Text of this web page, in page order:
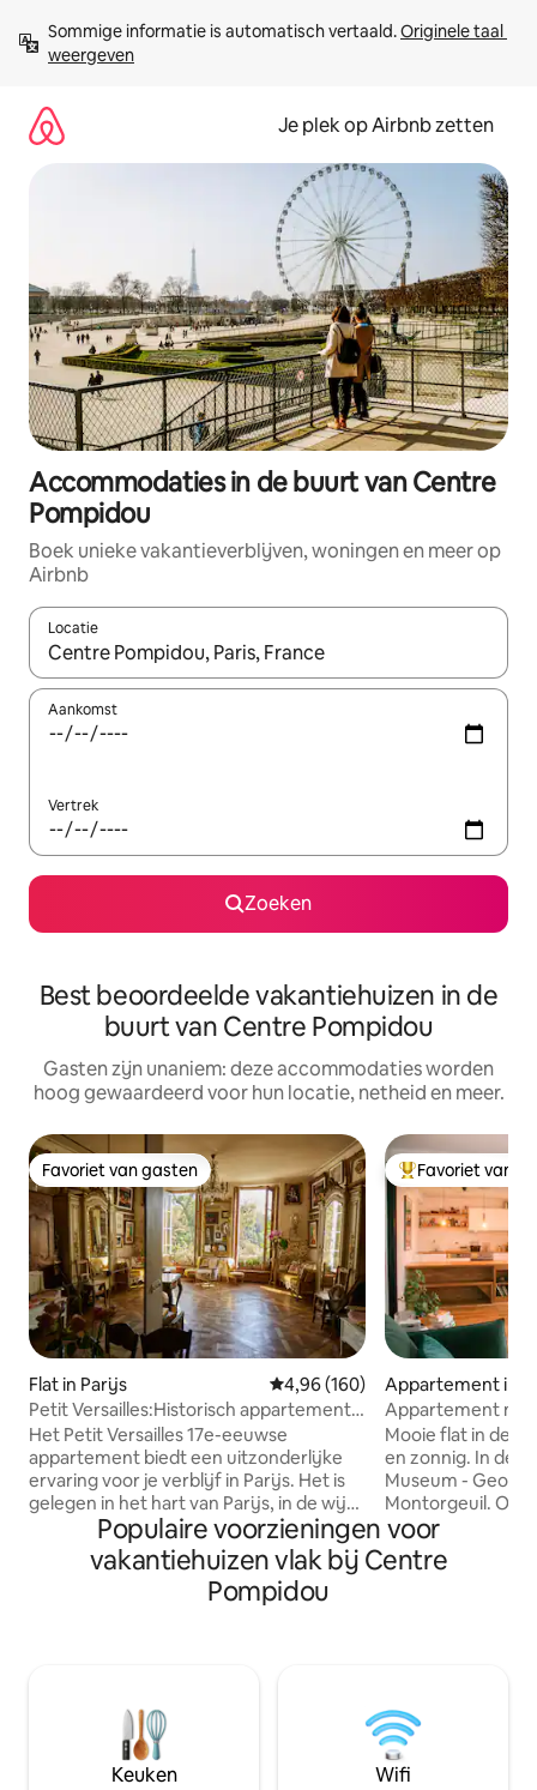
direct
naar
Sommige informatie is automatisch vertaald. Originele taal
weergeven
Je plek op Airbnb zetten
Accommodaties in de buurt van Centre
Pompidou
Boek unieke vakantieverblijven, woningen en meer op
Airbnb
Locatie
Wanneer er resultaten beschikbaar zijn, maak je een keuze
Aankomst
Vertrek
Zoeken
Best beoordeelde vakantiehuizen in de
buurt van Centre Pompidou
Gasten zijn unaniem: deze accommodaties worden
hoog gewaardeerd voor hun locatie, netheid en meer.
Favoriet van gasten
Favoriet van gasten
Flat in Parijs Gemiddelde beoordeling van
4,96 (160)
Petit Versailles:Historisch appartement
in ParisCenter
Het Petit Versailles 17e-eeuwse
appartement biedt een uitzonderlijke
ervaring voor je verblijf in Parijs. Het is
gelegen in het hart van Parijs, in de wijk
Marais, aan de Rue du Temple - een van
de oudste straten van de stad - met een
uitzonderlijk uitzicht op het
Tempelplein. Het appartement is
appartement wilt doen, vragen we je
vriendelijk om ons dit van tevoren te
laten weten.
Topfavoriet van
Favoriet van
Appartement in
Appartement
Mooie flat in de
en zonnig. In de
Museum -
Montorgeuil.
badkamer. Zeer
perfect moment in
appartement
tot de
gemakken om je
te maken!
Populaire voorzieningen voor
vakantiehuizen vlak bij Centre
Pompidou
Keuken Wifi